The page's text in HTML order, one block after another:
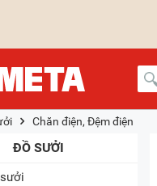
Chăn điện, Đệm điện
ĐỒ SƯỞI